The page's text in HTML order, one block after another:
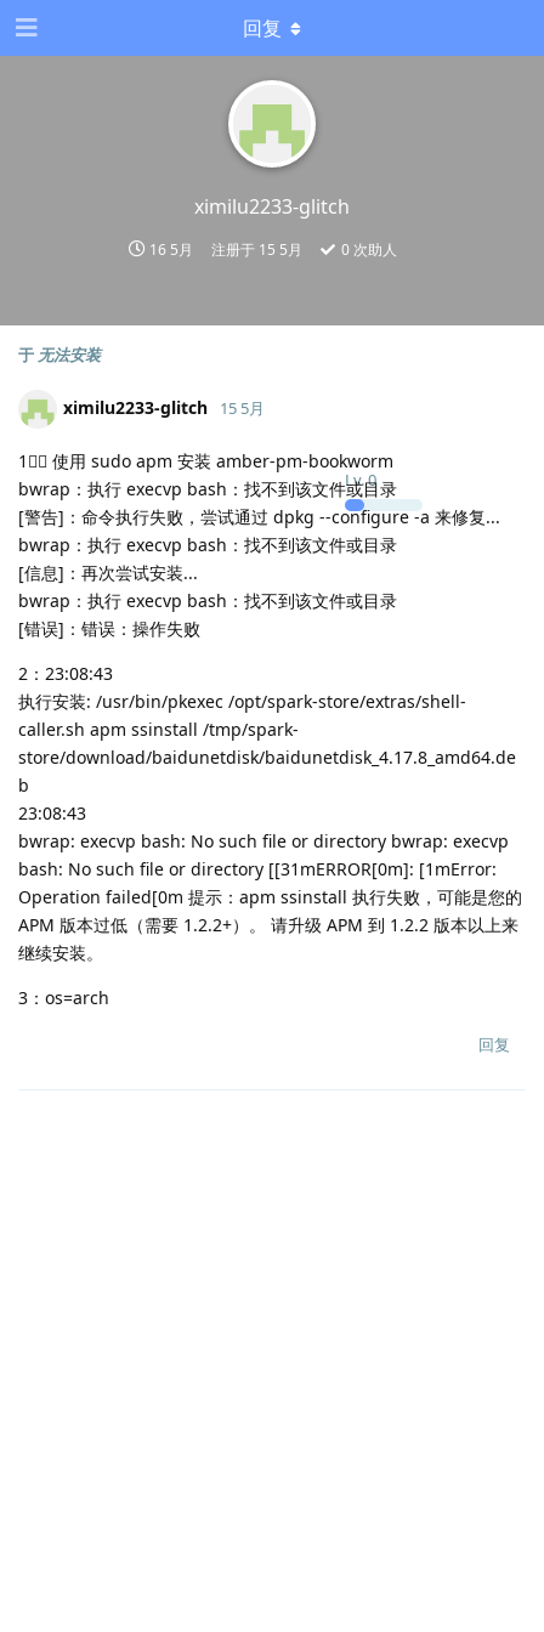
ximilu2233-glitch
16 5月 注册于 15 5月 0 次助人
回复
于 无法安装
ximilu2233-glitch
Lv.0
15 5月
1： 使用 sudo apm 安装 amber-pm-bookworm
bwrap：执行 execvp bash：找不到该文件或目录
[警告]：命令执行失败，尝试通过 dpkg --configure -a 来修复...
bwrap：执行 execvp bash：找不到该文件或目录
[信息]：再次尝试安装...
bwrap：执行 execvp bash：找不到该文件或目录
[错误]：错误：操作失败
2：23:08:43
执行安装: /usr/bin/pkexec /opt/spark-store/extras/shell-
caller.sh apm ssinstall /tmp/spark-
store/download/baidunetdisk/baidunetdisk_4.17.8_amd64.de
b
23:08:43
bwrap: execvp bash: No such file or directory bwrap: execvp
bash: No such file or directory [[31mERROR[0m]: [1mError:
Operation failed[0m 提示：apm ssinstall 执行失败，可能是您的
APM 版本过低（需要 1.2.2+）。 请升级 APM 到 1.2.2 版本以上来
继续安装。
3：os=arch
回复